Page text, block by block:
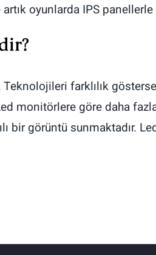
oyunlarda IPS
farklılık
monitörlere göre daha
bir görüntü sunmaktadır.